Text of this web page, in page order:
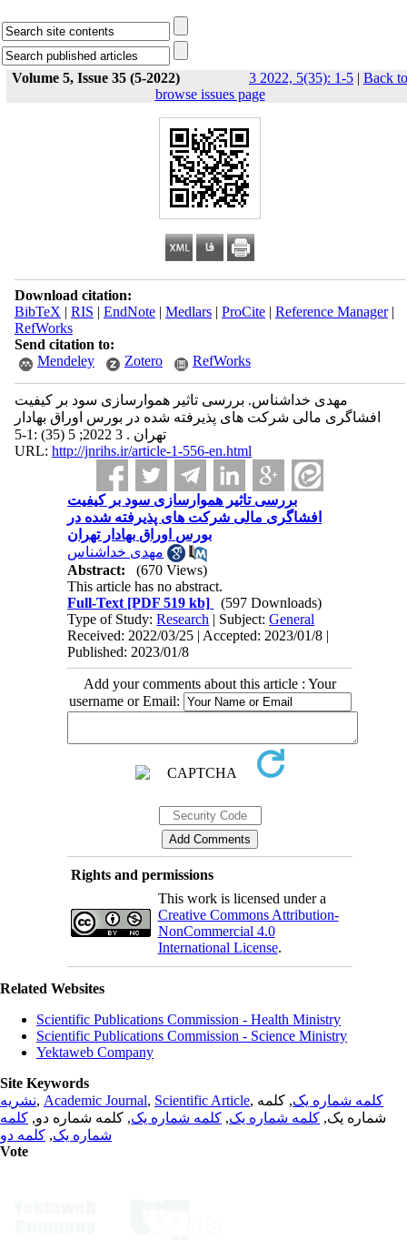
Volume 5, Issue 35 (5-2022) 3 2022, 5(35): 1-5 | Back to
browse issues page
Download citation:
BibTeX | RIS | EndNote| Medlars| ProCite| Reference Manager|
RefWorks
Send citation to:
Mendeley
Zotero RefWorks
مهدی خداشناس. بررسی تاثیر هموارسازی سود بر کیفیت
افشاگری مالی شرکت های پذیرفته شده در بورس اوراق بهادار
تهران . 3 2022; 5 (35) :1-5
URL: http://jnrihs.ir/article-1-556-en.html
بررسی تاثیر هموارسازی سود بر کیفیت
افشاگری مالی شرکت های پذیرفته شده در
بورس اوراق بهادار تهران
مهدی خداشناس
Abstract:
(670 Views)
This article has no abstract.
Full-Text [PDF 519 kb]
(597 Downloads)
Type of Study:Research | Subject:General
Received: 2022/03/25 | Accepted: 2023/01/8 |
Published: 2023/01/8
Add your comments about this article : Your
username or Email:
Rights and permissions
This work is licensed under a
Creative Commons Attribution-
NonCommercial 4.0
International License.
Related Websites
Scientific Publications Commission - Health Ministry
Scientific Publications Commission - Science Ministry
Yektaweb Company
Site Keywords
نشریه, Academic Journal, Scientific Article, کلمه شماره یک, کلمه
شماره یک, کلمه شماره یک, کلمه شماره یک, کلمه شماره دو, کلمه
شماره یک, کلمه دو
Vote